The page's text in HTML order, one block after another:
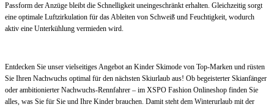
Passform der Anzüge bleibt die Schnelligkeit uneingeschränkt erhalten. Gleichzeitig sorgt
eine optimale Luftzirkulation für das Ableiten von Schweiß und Feuchtigkeit, wodurch
aktiv eine Unterkühlung vermieden wird.
Entdecken Sie unser vielseitiges Angebot an Kinder Skimode von Top-Marken und rüsten
Sie Ihren Nachwuchs optimal für den nächsten Skiurlaub aus! Ob begeisterter Skianfänger
oder ambitionierter Nachwuchs-Rennfahrer – im XSPO Fashion Onlineshop finden Sie
alles, was Sie für Sie und Ihre Kinder brauchen. Damit steht dem Winterurlaub mit der